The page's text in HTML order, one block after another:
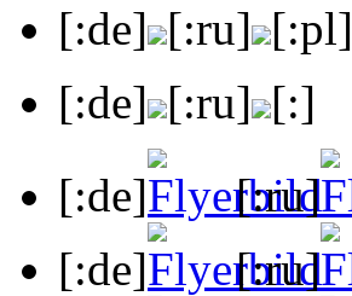
[:de] [:ru] [:pl]
[:de] [:ru] [:]
[:de]
[:ru]
[:de]
[:ru]